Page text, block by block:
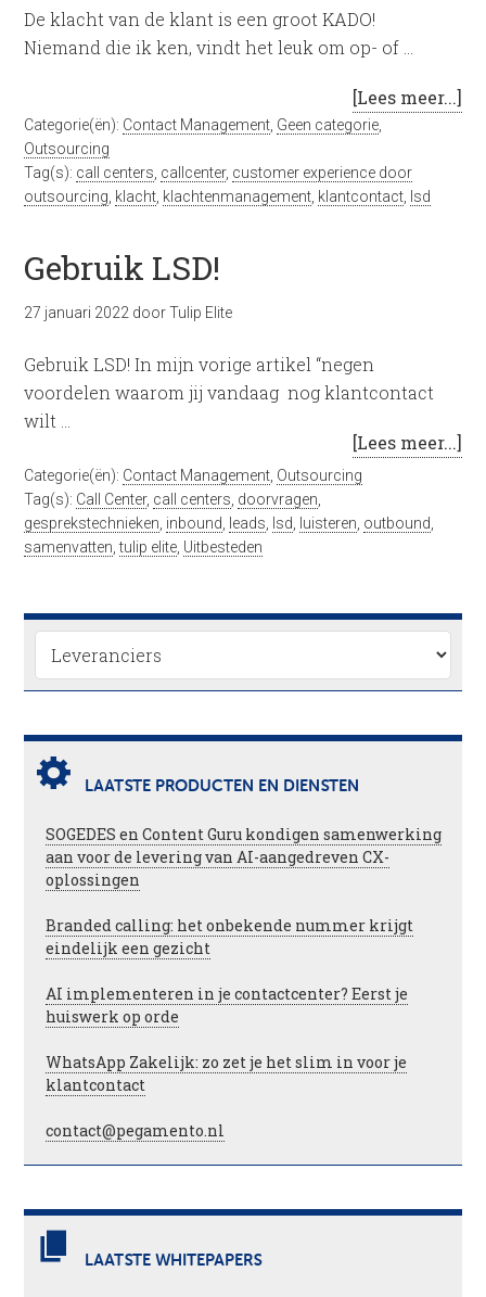
De klacht van de klant is een groot KADO!
Niemand die ik ken, vindt het leuk om op- of …
[Lees meer...]
Categorie(ën): Contact Management Geen categorie
Outsourcing
Tag(s): call centers callcenter, customer experience door
outsourcing klacht klachtenmanagement klantcontact lsd
Gebruik LSD!
27 januari 2022 doorTulip Elite
Gebruik LSD! In mijn vorige artikel “negen
voordelen waarom jij vandaag nog klantcontact
wilt …
[Lees meer...]
Categorie(ën): Contact Management Outsourcing
Tag(s): Call Center, call centers doorvragen
gesprekstechnieken inbound leads lsd luisteren outbound
samenvatten ,tulip elite Uitbesteden
LAATSTE PRODUCTEN EN DIENSTEN
SOGEDES en Content Guru kondigen samenwerking
aan voor de levering van AI-aangedreven CX-
oplossingen
Branded calling: het onbekende nummer krijgt
eindelijk een gezicht
AI implementeren in je contactcenter? Eerst je
huiswerk op orde
WhatsApp Zakelijk: zo zet je het slim in voor je
klantcontact
contact@pegamento.nl
LAATSTE WHITEPAPERS